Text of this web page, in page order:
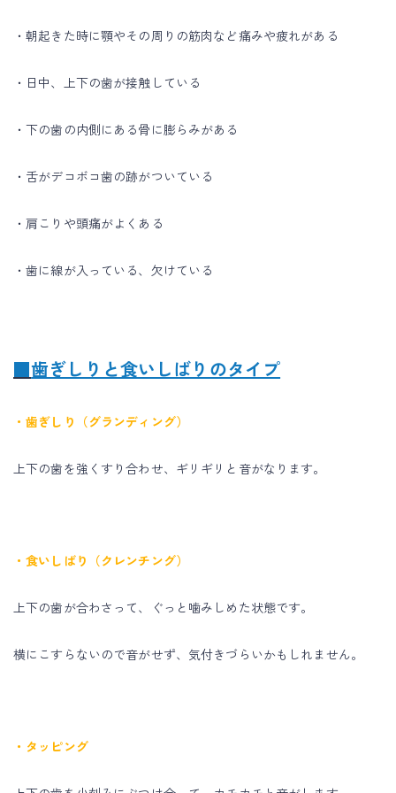
・朝起きた時に顎やその周りの筋肉など痛みや疲れがある
・日中、上下の歯が接触している
・下の歯の内側にある骨に膨らみがある
・舌がデコボコ歯の跡がついている
・肩こりや頭痛がよくある
・歯に線が入っている、欠けている
■歯ぎしりと食いしばりのタイプ
・歯ぎしり（グランディング）
上下の歯を強くすり合わせ、ギリギリと音がなります。
・食いしばり（クレンチング）
上下の歯が合わさって、ぐっと噛みしめた状態です。
横にこすらないので音がせず、気付きづらいかもしれません。
・タッピング